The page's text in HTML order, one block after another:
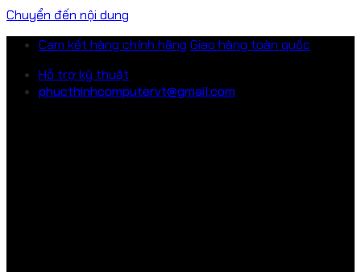
Chuyển đến nội dung
Cam kết hàng chính hãng Giao hàng toàn quốc
Hỗ trợ kỹ thuật
phucthinhcomputervt@gmail.com